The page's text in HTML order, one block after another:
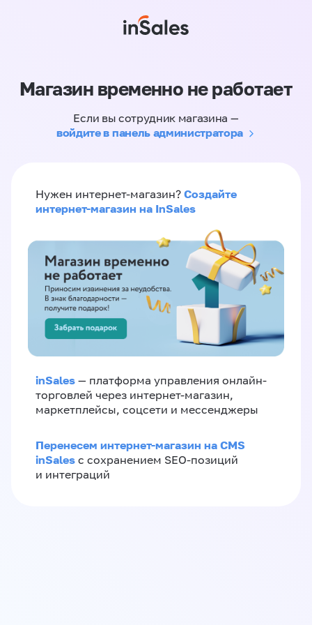
Магазин временно не работает
Если вы сотрудник магазина —
войдите в панель администратора
Нужен интернет-магазин? Создайте
интернет-магазин на InSales
inSales — платформа управления онлайн-
торговлей через интернет-магазин,
маркетплейсы, соцсети и мессенджеры
Перенесем интернет-магазин на CMS
inSales с сохранением SEO-позиций
и интеграций